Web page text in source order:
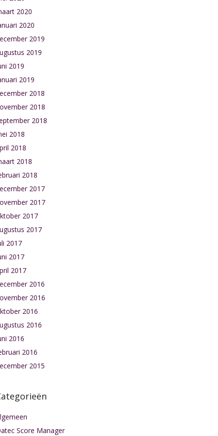
2020
2020
2019
2019
2019
2019
2018
2018
2018
2018
2018
2018
2018
2017
2017
2017
2017
2017
2017
2017
2016
2016
2016
2016
2016
2016
2015
Score Manager